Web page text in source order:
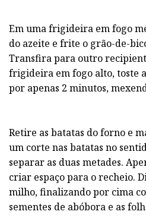
Em uma frigideira em fogo
do azeite e frite o grão-de-
Transfira para outro
frigideira em fogo alto, toste
por apenas 2 minutos,
Retire as batatas do forno e
um corte nas batatas no
separar as duas metades.
criar espaço para o recheio.
milho, finalizando por cima
sementes de abóbora e as